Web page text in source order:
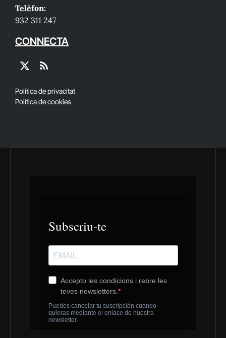
Telèfon:
932 311 247
CONNECTA
X
RSS
Política de privacitat
Política de cookies